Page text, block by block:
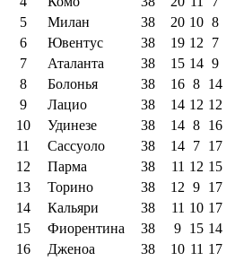
5
Милан 38 20 10 8
6
Ювентус 38 19 12 7
7
Аталанта 38 15 14 9
8
Болонья 38 16 8 14
9
Лацио 38 14 12 12
10
Удинезе 38 14 8 16
11
Сассуоло 38 14 7 17
12
Парма 38 11 12 15
13
Торино 38 12 9 17
14
Кальяри 38 11 10 17
15
Фиорентина 38 9 15 14
16
Дженоа 38 10 11 17